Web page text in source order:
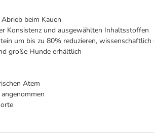
beim Kauen
Konsistenz und ausgewählten Inhaltsstoffen
um bis zu 80% reduzieren, wissenschaftlich
große Hunde erhältlich
Atem